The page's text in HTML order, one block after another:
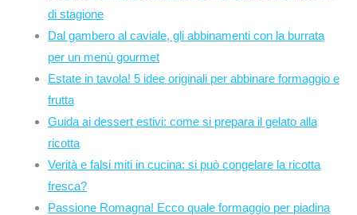
di stagione
Dal gambero al caviale, gli abbinamenti con la burrata
per un menù gourmet
Estate in tavola! 5 idee originali per abbinare formaggio e
frutta
Guida ai dessert estivi: come si prepara il gelato alla
ricotta
Verità e falsi miti in cucina: si può congelare la ricotta
fresca?
Passione Romagna! Ecco quale formaggio per piadina